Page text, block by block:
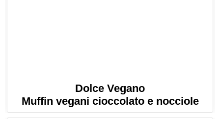
Dolce Vegano
Muffin vegani cioccolato e nocciole